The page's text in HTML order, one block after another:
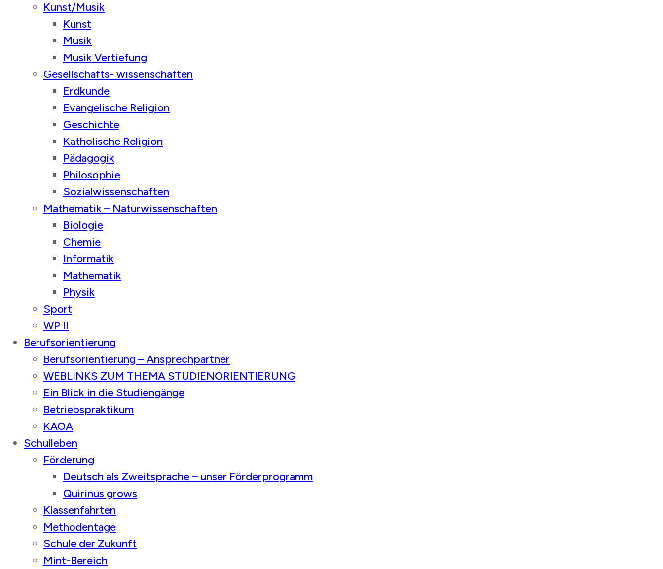
Kunst/Musik
Kunst
Musik
Musik Vertiefung
Gesellschafts- wissenschaften
Erdkunde
Evangelische Religion
Geschichte
Katholische Religion
Pädagogik
Philosophie
Sozialwissenschaften
Mathematik – Naturwissenschaften
Biologie
Chemie
Informatik
Mathematik
Physik
Sport
WP II
Berufsorientierung
Berufsorientierung – Ansprechpartner
WEBLINKS ZUM THEMA STUDIENORIENTIERUNG
Ein Blick in die Studiengänge
Betriebspraktikum
KAOA
Schulleben
Förderung
Deutsch als Zweitsprache – unser Förderprogramm
Quirinus grows
Klassenfahrten
Methodentage
Schule der Zukunft
Mint-Bereich